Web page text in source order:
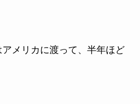
アメリカに渡って、半年ほど